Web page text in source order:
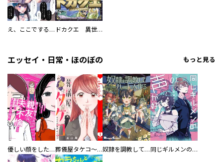
え、ここでするの？ アイドルのファンが知らない日常 ドカクエ 異世界ドカコッククエスト
エッセイ・日常・ほのぼの もっと見る
優しい顔をした親友は、夫と不倫して私の家に入り込んできた。 葬儀屋タケコ～あなたの最期、叶えます【電子単行本版】 奴隷を調教してハーレム作る 同じギルメンの声が好き